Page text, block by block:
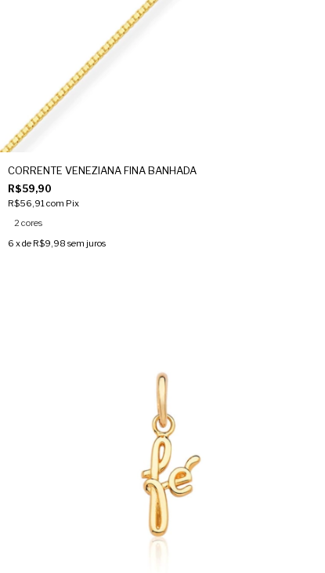
CORRENTE VENEZIANA FINA BANHADA
R$59,90
R$56,91com Pix
2 cores
6 x de R$9,98 sem juros